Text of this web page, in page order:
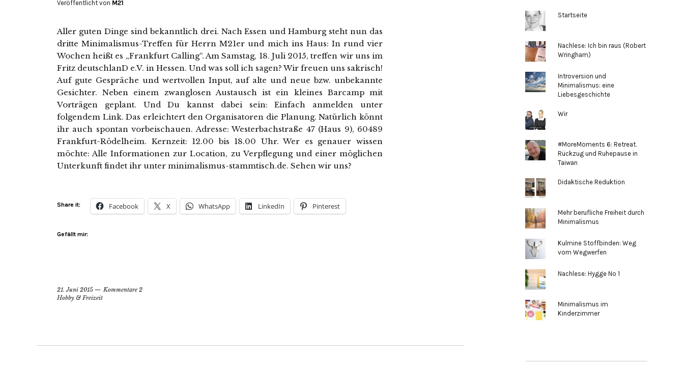
Veröffentlicht von M21
Aller guten Dinge sind bekanntlich drei. Nach Essen und Hamburg steht nun das
dritte Minimalismus-Treffen für Herrn M21er und mich ins Haus: In rund vier
Wochen heißt es „Frankfurt Calling“. Am Samstag, 18. Juli 2015, treffen wir uns im
Fritz deutschlanD e.V. in Hessen. Und was soll ich sagen? Wir freuen uns sakrisch!
Auf gute Gespräche und wertvollen Input, auf alte und neue bzw. unbekannte
Gesichter. Neben einem zwanglosen Austausch ist ein kleines Barcamp mit
Vorträgen geplant. Und Du kannst dabei sein: Einfach anmelden unter
folgendem Link. Das erleichtert den Organisatoren die Planung. Natürlich könnt
ihr auch spontan vorbeischauen. Adresse: Westerbachstraße 47 (Haus 9), 60489
Frankfurt-Rödelheim. Kernzeit: 12.00 bis 18.00 Uhr. Wer es genauer wissen
möchte: Alle Informationen zur Location, zu Verpflegung und einer möglichen
Unterkunft findet ihr unter minimalismus-stammtisch.de. Sehen wir uns?
Share it: Facebook X WhatsApp LinkedIn Pinterest
Gefällt mir:
21. Juni 2015
Kommentare 2
Hobby & Freizeit
Startseite
Nachlese: Ich bin raus (Robert
Wringham)
Introversion und
Minimalismus: eine
Liebesgeschichte
Wir
#MoreMoments 6: Retreat.
Rückzug und Ruhepause in
Taiwan
Didaktische Reduktion
Mehr berufliche Freiheit durch
Minimalismus
Kulmine Stoffbinden: Weg
vom Wegwerfen
Nachlese: Hygge No 1
Minimalismus im
Kinderzimmer